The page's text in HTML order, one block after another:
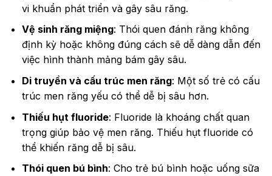
vi khuẩn phát triển và gây sâu răng.
Vệ sinh răng miệng: Thói quen đánh răng không
định kỳ hoặc không đúng cách sẽ dễ dàng dẫn đến
việc hình thành mảng bám gây sâu.
Di truyền và cấu trúc men răng: Một số trẻ có cấu
trúc men răng yếu có thể dễ bị sâu hơn.
Thiếu hụt fluoride: Fluoride là khoáng chất quan
trọng giúp bảo vệ men răng. Thiếu hụt fluoride có
thể khiến răng dễ bị sâu.
Thói quen bú bình: Cho trẻ bú bình hoặc uống sữa